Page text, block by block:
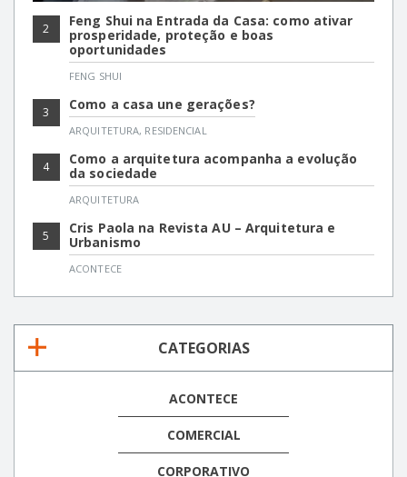
2
Feng Shui na Entrada da Casa: como ativar
prosperidade, proteção e boas
oportunidades
FENG SHUI
3 Como a casa une gerações?
ARQUITETURA, RESIDENCIAL
4
Como a arquitetura acompanha a evolução
da sociedade
ARQUITETURA
5
Cris Paola na Revista AU – Arquitetura e
Urbanismo
ACONTECE
CATEGORIAS
ACONTECE
COMERCIAL
CORPORATIVO